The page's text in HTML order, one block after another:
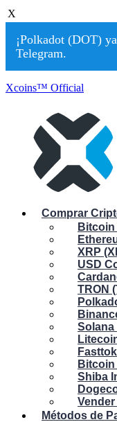
X
¡Polkadot (DOT)
Telegram.
Xcoins™ Official
Comprar
Bitcoin
XRP
USD
TRON
Solana
Bitcoin
Shiba
Métodos de